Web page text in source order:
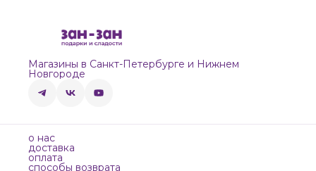
Магазины в Санкт-Петербурге и Нижнем
Новгороде
о нас
доставка
оплата
способы возврата